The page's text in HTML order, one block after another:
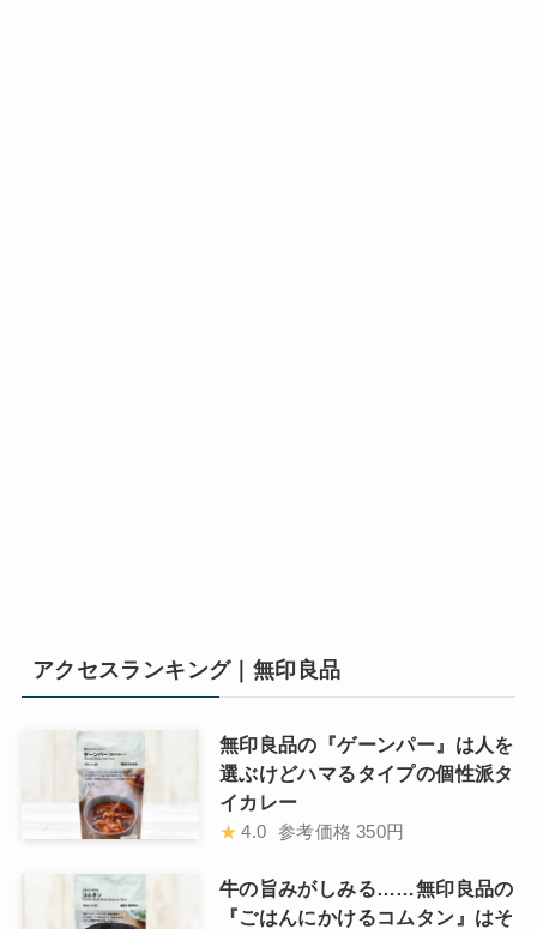
アクセスランキング｜無印良品
無印良品の『ゲーンパー』は人を
選ぶけどハマるタイプの個性派タ
イカレー
★ 4.0 参考価格 350円
牛の旨みがしみる……無印良品の
『ごはんにかけるコムタン』はそ